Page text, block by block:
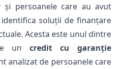
și persoanele care au avut
soluții de finanțare
Acesta este unul dintre
un credit cu garanție
analizat de persoanele care